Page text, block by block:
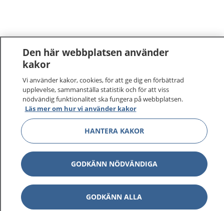
Den här webbplatsen använder
kakor
Vi använder kakor, cookies, för att ge dig en förbättrad
upplevelse, sammanställa statistik och för att viss
nödvändig funktionalitet ska fungera på webbplatsen.
Läs mer om hur vi använder kakor
HANTERA KAKOR
GODKÄNN NÖDVÄNDIGA
GODKÄNN ALLA